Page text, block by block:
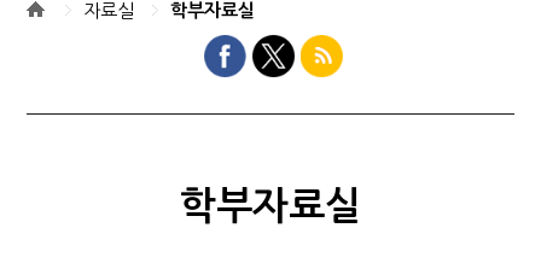
자료실 학부자료실
학부자료실